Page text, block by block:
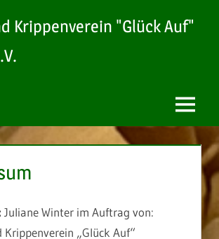
Krippenverein "Glück Auf"
Menu
Juliane Winter im Auftrag von:
Krippenverein „Glück Auf“